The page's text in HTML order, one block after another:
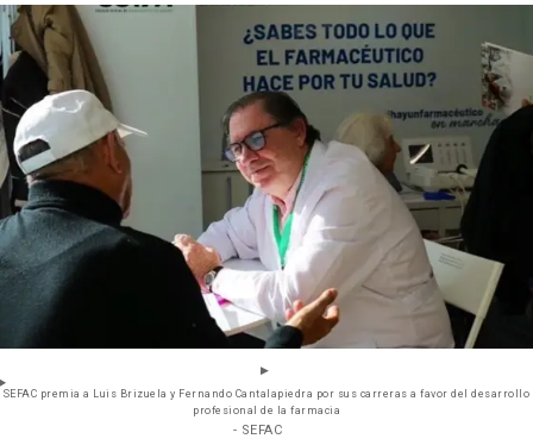
SEFAC premia a Luis Brizuela y Fernando Cantalapiedra por sus carreras a favor del desarrollo
profesional de la farmacia
- SEFAC